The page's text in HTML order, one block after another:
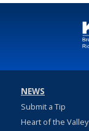
NEWS
Submit a Tip
Heart of the Valley